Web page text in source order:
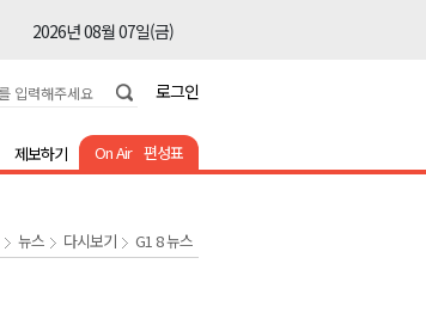
2026년 08월 07일(금)
2026년 08월 07일(금)
2026년 08월 07일(금)
2026년 08월 07일(금)
로그인
On Air 편성표
제보하기
뉴스 다시보기 G1 8 뉴스